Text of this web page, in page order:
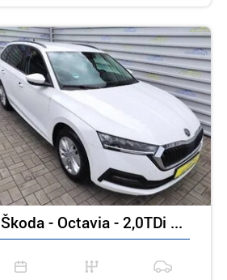
Škoda - Octavia - 2,0TDi ...